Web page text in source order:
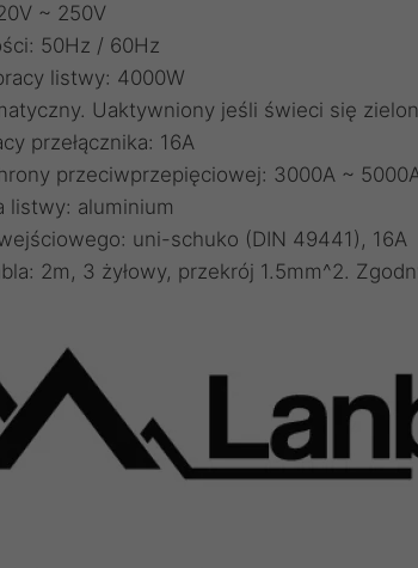
~ 250V
50Hz / 60Hz
listwy: 4000W
Uaktywniony jeśli świeci się
przełącznika: 16A
przeciwprzepięciowej: 3000A ~
listwy: aluminium
uni-schuko (DIN 49441), 16A
2m, 3 żyłowy, przekrój 1.5mm^2.